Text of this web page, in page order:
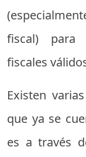
fiscal) para
fiscales
Existen
que ya se
es a través